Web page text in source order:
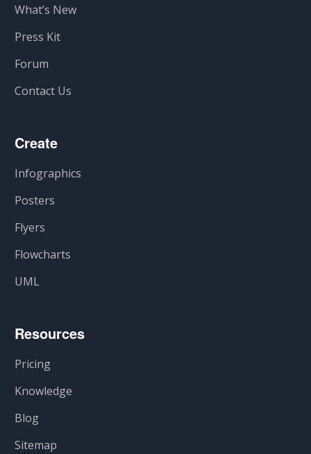
What’s New
Press Kit
Forum
Contact Us
Create
Infographics
Posters
Flyers
Flowcharts
UML
Resources
Pricing
Knowledge
Blog
Sitemap